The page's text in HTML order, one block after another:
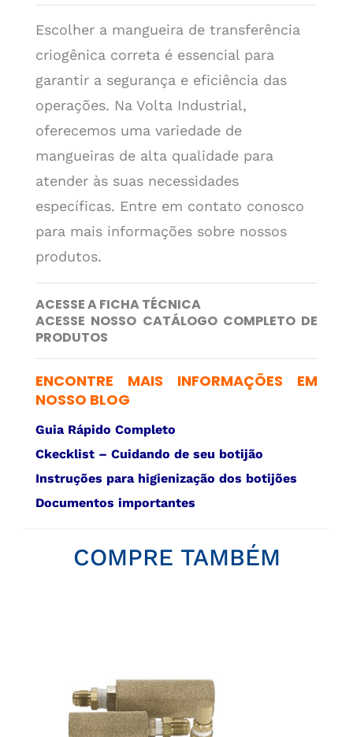
Escolher a mangueira de transferência
criogênica correta é essencial para
garantir a segurança e eficiência das
operações. Na Volta Industrial,
oferecemos uma variedade de
mangueiras de alta qualidade para
atender às suas necessidades
específicas. Entre em contato conosco
para mais informações sobre nossos
produtos.
ACESSE A FICHA TÉCNICA
ACESSE NOSSO CATÁLOGO COMPLETO DE
PRODUTOS
ENCONTRE MAIS INFORMAÇÕES EM
NOSSO BLOG
Guia Rápido Completo
Ckecklist – Cuidando de seu botijão
Instruções para higienização dos botijões
Documentos importantes
COMPRE TAMBÉM